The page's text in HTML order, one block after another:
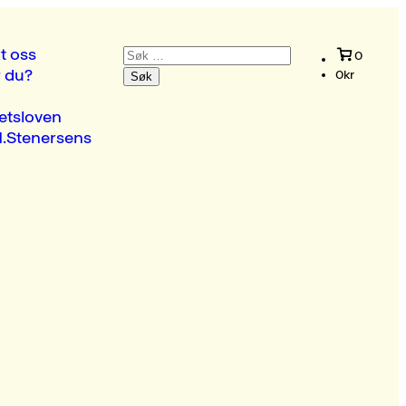
oss
du?
Søk
etter:
0
0kr